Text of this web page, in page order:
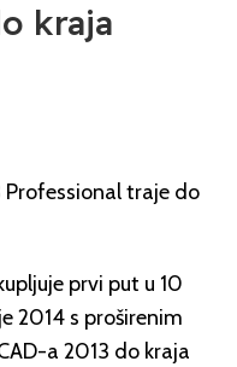
kraja
Professional traje do
prvi put u 10
2014 s proširenim
a 2013 do kraja